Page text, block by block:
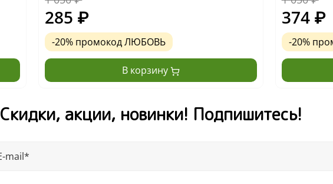
285 ₽
-20% промокод ЛЮБОВЬ
В корзину
374₽
-20%
Скидки, акции, новинки! Подпишитесь!